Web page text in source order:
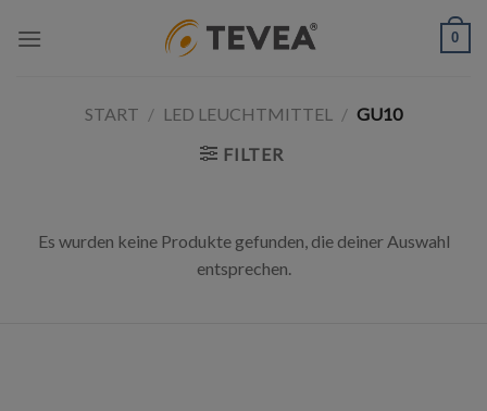
0
START / LED LEUCHTMITTEL / GU10
FILTER
Es wurden keine Produkte gefunden, die deiner Auswahl
entsprechen.